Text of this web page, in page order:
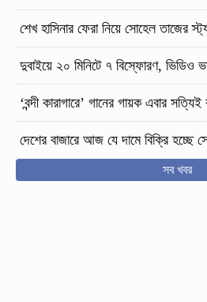
শেখ হাসিনার ফেরা নিয়ে সোহেল তাজের
দুবাইয়ে ২০ মিনিটে ৭ বিস্ফোরণ, ভিডিও
‘বন্দী কারাগারে’ গানের গায়ক এবার সত্যিই
দেশের বাজারে আজ যে দামে বিক্রি হচ্ছে
সব খবর